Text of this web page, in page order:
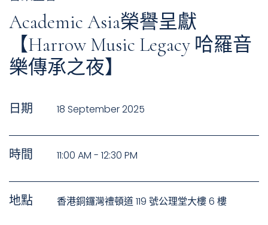
Academic Asia榮譽呈獻
【Harrow Music Legacy 哈羅音
樂傳承之夜】
日期 18 September 2025
時間 11:00 AM - 12:30 PM
地點 香港銅鑼灣禮頓道 119 號公理堂大樓 6 樓